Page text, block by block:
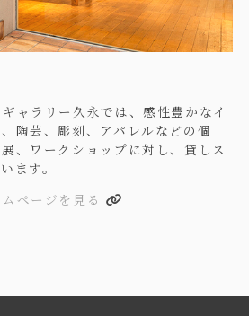
ャラリー久永では、感性豊かなイ
陶芸、彫刻、アパレルなどの個
、ワークショップに対し、貸しス
ます。
ページを見る